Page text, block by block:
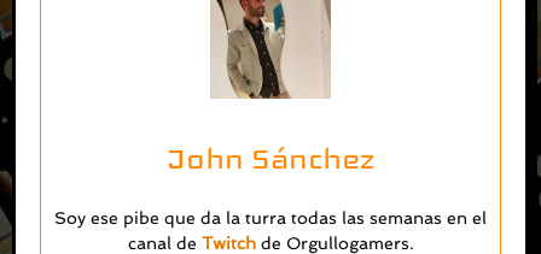
John Sánchez
Soy ese pibe que da la turra todas las semanas en el
canal de Twitchde Orgullogamers.